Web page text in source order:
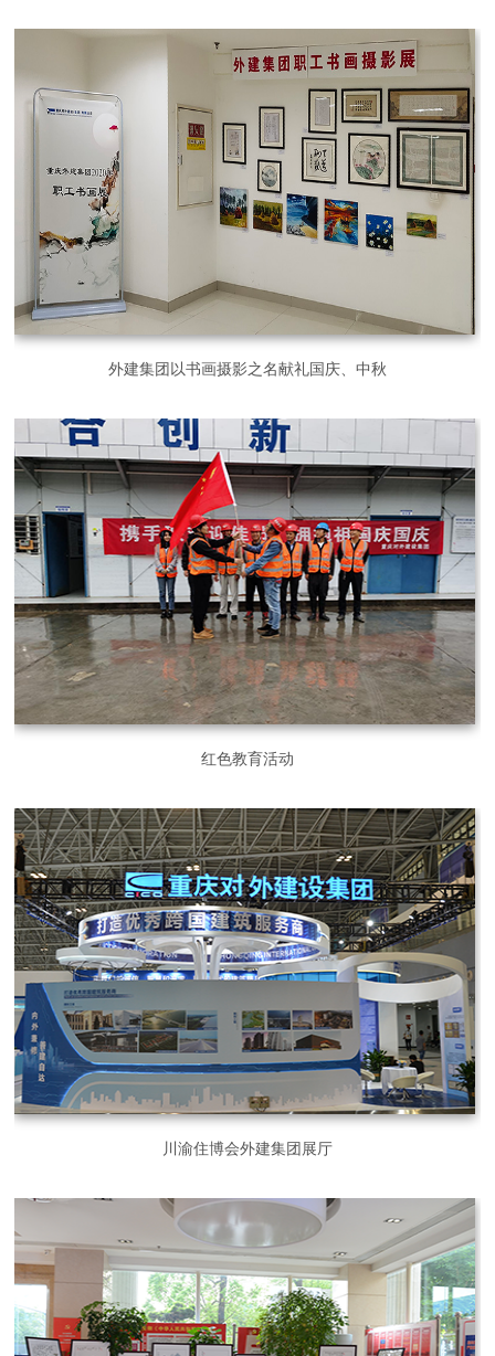
外建集团以书画摄影之名献礼国庆、中秋
红色教育活动
川渝住博会外建集团展厅